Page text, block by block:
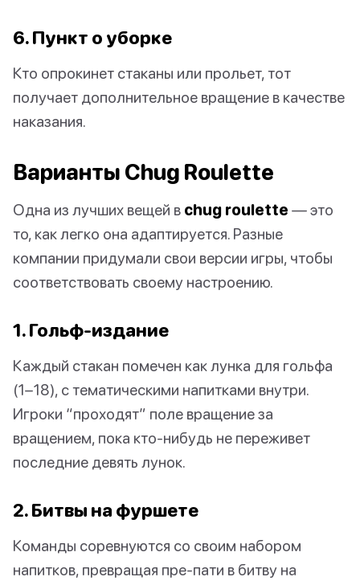
6. Пункт о уборке
Кто опрокинет стаканы или прольет, тот
получает дополнительное вращение в качестве
наказания.
Варианты Chug Roulette
Одна из лучших вещей в chug roulette — это
то, как легко она адаптируется. Разные
компании придумали свои версии игры, чтобы
соответствовать своему настроению.
1. Гольф-издание
Каждый стакан помечен как лунка для гольфа
(1–18), с тематическими напитками внутри.
Игроки “проходят” поле вращение за
вращением, пока кто-нибудь не переживет
последние девять лунок.
2. Битвы на фуршете
Команды соревнуются со своим набором
напитков, превращая пре-пати в битву на